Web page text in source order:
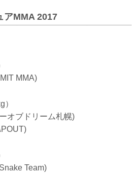
アMMA 2017
MMA)
オブドリーム札幌)
Team)